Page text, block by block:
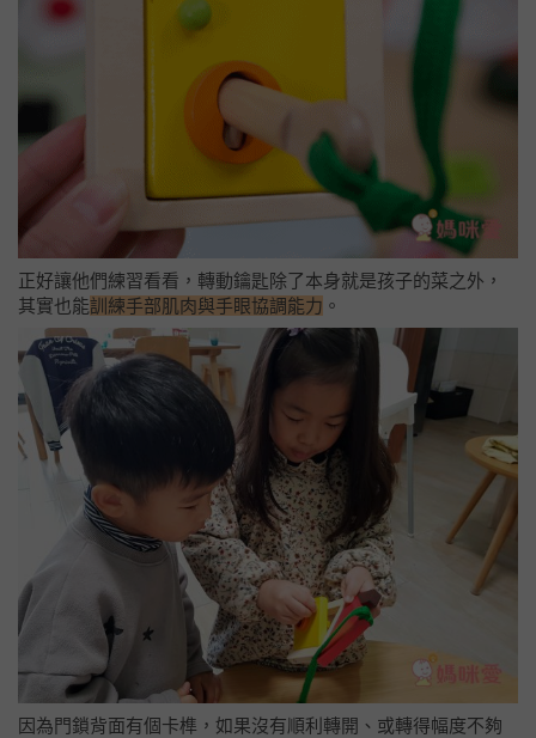
正好讓他們練習看看，轉動鑰匙除了本身就是孩子的菜之外，
其實也能訓練手部肌肉與手眼協調能力 。
因為門鎖背面有個卡榫，如果沒有順利轉開、或轉得幅度不夠